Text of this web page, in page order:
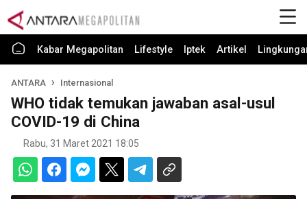
Kabar Megapolitan Lifestyle Iptek Artikel
ANTARA Internasional
WHO tidak temukan jawaban asal-usul
COVID-19 di China
Rabu, 31 Maret 2021 18:05